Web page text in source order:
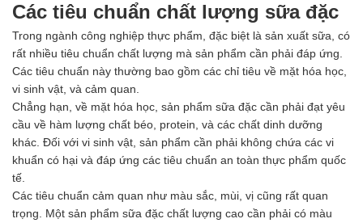
Các tiêu chuẩn chất lượng sữa đặc
Trong ngành công nghiệp thực phẩm, đặc biệt là sản xuất sữa, có
rất nhiều tiêu chuẩn chất lượng mà sản phẩm cần phải đáp ứng.
Các tiêu chuẩn này thường bao gồm các chỉ tiêu về mặt hóa học,
vi sinh vật, và cảm quan.
Chẳng hạn, về mặt hóa học, sản phẩm sữa đặc cần phải đạt yêu
cầu về hàm lượng chất béo, protein, và các chất dinh dưỡng
khác. Đối với vi sinh vật, sản phẩm cần phải không chứa các vi
khuẩn có hại và đáp ứng các tiêu chuẩn an toàn thực phẩm quốc
tế.
Các tiêu chuẩn cảm quan như màu sắc, mùi, vị cũng rất quan
trọng. Một sản phẩm sữa đặc chất lượng cao cần phải có màu